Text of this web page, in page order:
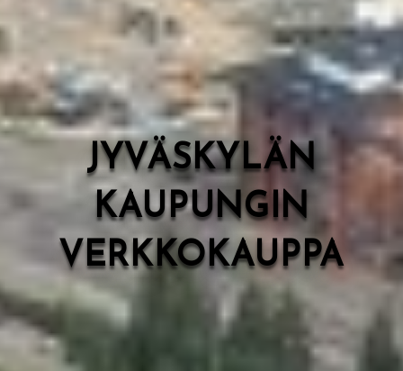
JYVÄSKYLÄN
KAUPUNGIN
VERKKOKAUPPA